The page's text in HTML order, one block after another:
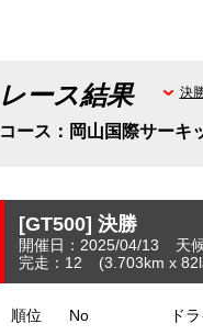
レース結果
コース：岡山国際サーキ
決
[GT500] 決勝
開催日：2025/04/13 天
完走：12
(3.703km x
順位 No ド